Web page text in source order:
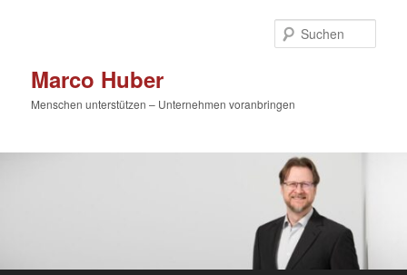
Marco Huber
Menschen unterstützen – Unternehmen voranbringen